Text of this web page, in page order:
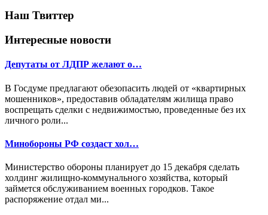
Наш Твиттер
Интересные новости
Депутаты от ЛДПР желают о…
В Госдуме предлагают обезопасить людей от «квартирных
мошенников», предоставив обладателям жилища право
воспрещать сделки с недвижимостью, проведенные без их
личного роли...
Минобороны РФ создаст хол…
Министерство обороны планирует до 15 декабря сделать
холдинг жилищно-коммунального хозяйства, который
займется обслуживанием военных городков. Такое
распоряжение отдал ми...